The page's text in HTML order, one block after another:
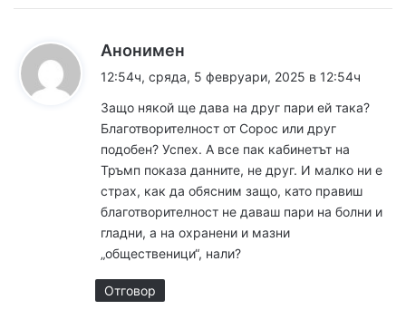
Анонимен
а
:
12:54ч, сряда, 5 февруари, 2025 в 12:54ч
Защо някой ще дава на друг пари ей така?
Благотворителност от Сорос или друг
подобен? Успех. А все пак кабинетът на
Тръмп показа данните, не друг. И малко ни е
страх, как да обясним защо, като правиш
благотворителност не даваш пари на болни и
гладни, а на охранени и мазни
„общественици“, нали?
Отговор